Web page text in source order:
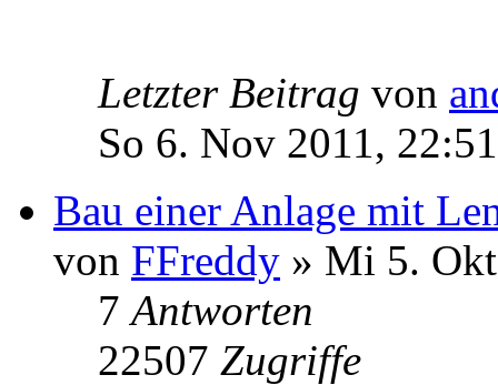
Letzter Beitrag von
So 6. Nov 2011, 22:51
Bau einer Anlage mit
von FFreddy » Mi 5.
7Antworten
22507 Zugriffe